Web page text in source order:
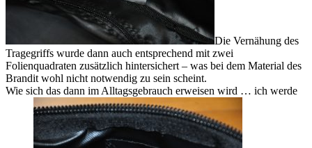
Die Vernähung des
Tragegriffs wurde dann auch entsprechend mit zwei
Folienquadraten zusätzlich hintersichert – was bei dem Material des
Brandit wohl nicht notwendig zu sein scheint.
Wie sich das dann im Alltagsgebrauch erweisen wird … ich werde